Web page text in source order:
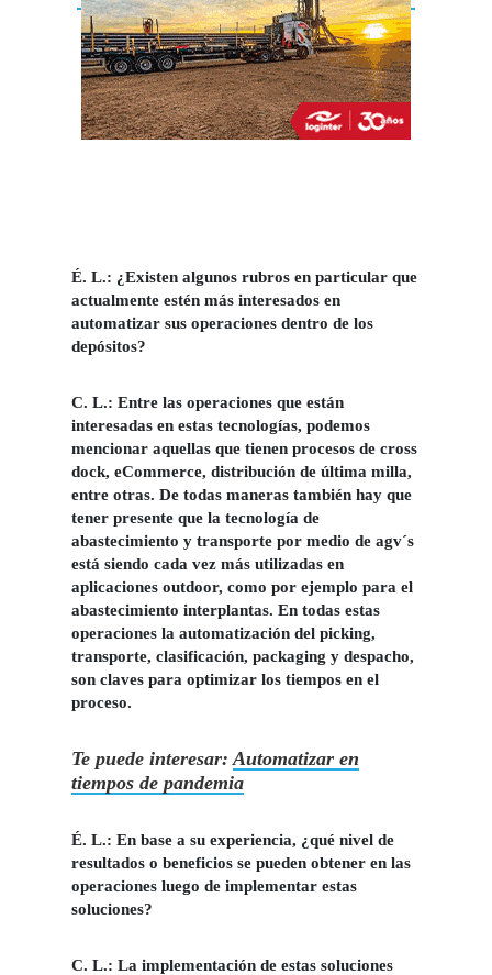
É. L.: ¿Existen algunos rubros en particular que
actualmente estén más interesados en
automatizar sus operaciones dentro de los
depósitos?
C. L.: Entre las operaciones que están
interesadas en estas tecnologías, podemos
mencionar aquellas que tienen procesos de cross
dock, eCommerce, distribución de última milla,
entre otras. De todas maneras también hay que
tener presente que la tecnología de
abastecimiento y transporte por medio de agv´s
está siendo cada vez más utilizadas en
aplicaciones outdoor, como por ejemplo para el
abastecimiento interplantas. En todas estas
operaciones la automatización del picking,
transporte, clasificación, packaging y despacho,
son claves para optimizar los tiempos en el
proceso.
Te puede interesar: Automatizar en
tiempos de pandemia
É. L.: En base a su experiencia, ¿qué nivel de
resultados o beneficios se pueden obtener en las
operaciones luego de implementar estas
soluciones?
C. L.: La implementación de estas soluciones